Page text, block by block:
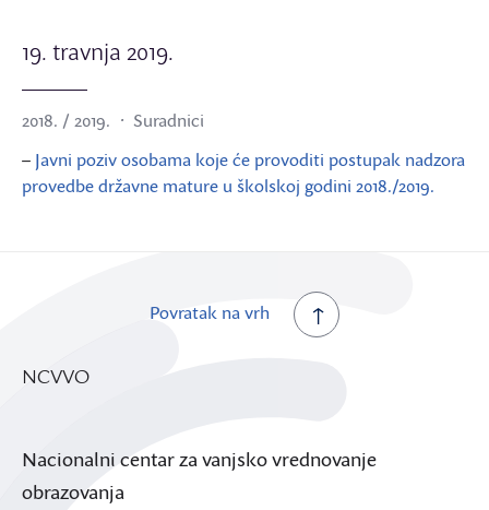
19. travnja 2019.
2018. / 2019.
Suradnici
– Javni poziv osobama koje će provoditi postupak nadzora
provedbe državne mature u školskoj godini 2018./2019.
Povratak na vrh
NCVVO
Nacionalni centar za vanjsko vrednovanje
obrazovanja